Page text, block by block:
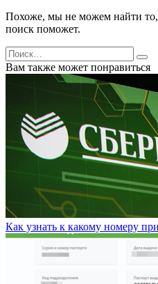
Похоже, мы не можем найти
поиск поможет.
Search
for:
Вам также может понравиться
Как узнать к какому номеру